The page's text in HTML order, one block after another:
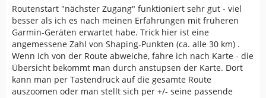
Routenstart "nächster Zugang" funktioniert sehr gut - viel
besser als ich es nach meinen Erfahrungen mit früheren
Garmin-Geräten erwartet habe. Trick hier ist eine
angemessene Zahl von Shaping-Punkten (ca. alle 30 km) .
Wenn ich von der Route abweiche, fahre ich nach Karte - die
Übersicht bekommt man durch anstupsen der Karte. Dort
kann man per Tastendruck auf die gesamte Route
auszoomen oder man stellt sich per +/- seine passende